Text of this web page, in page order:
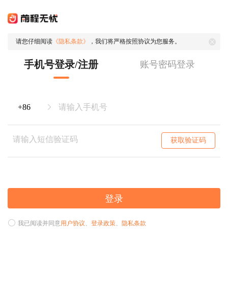
请您仔细阅读 《隐私条款》 ，我们将严格按照协议为您服务。
手机号登录/注册 账号密码登录
获取验证码
登录
我已阅读并同意用户协议、 登录政策、 隐私条款